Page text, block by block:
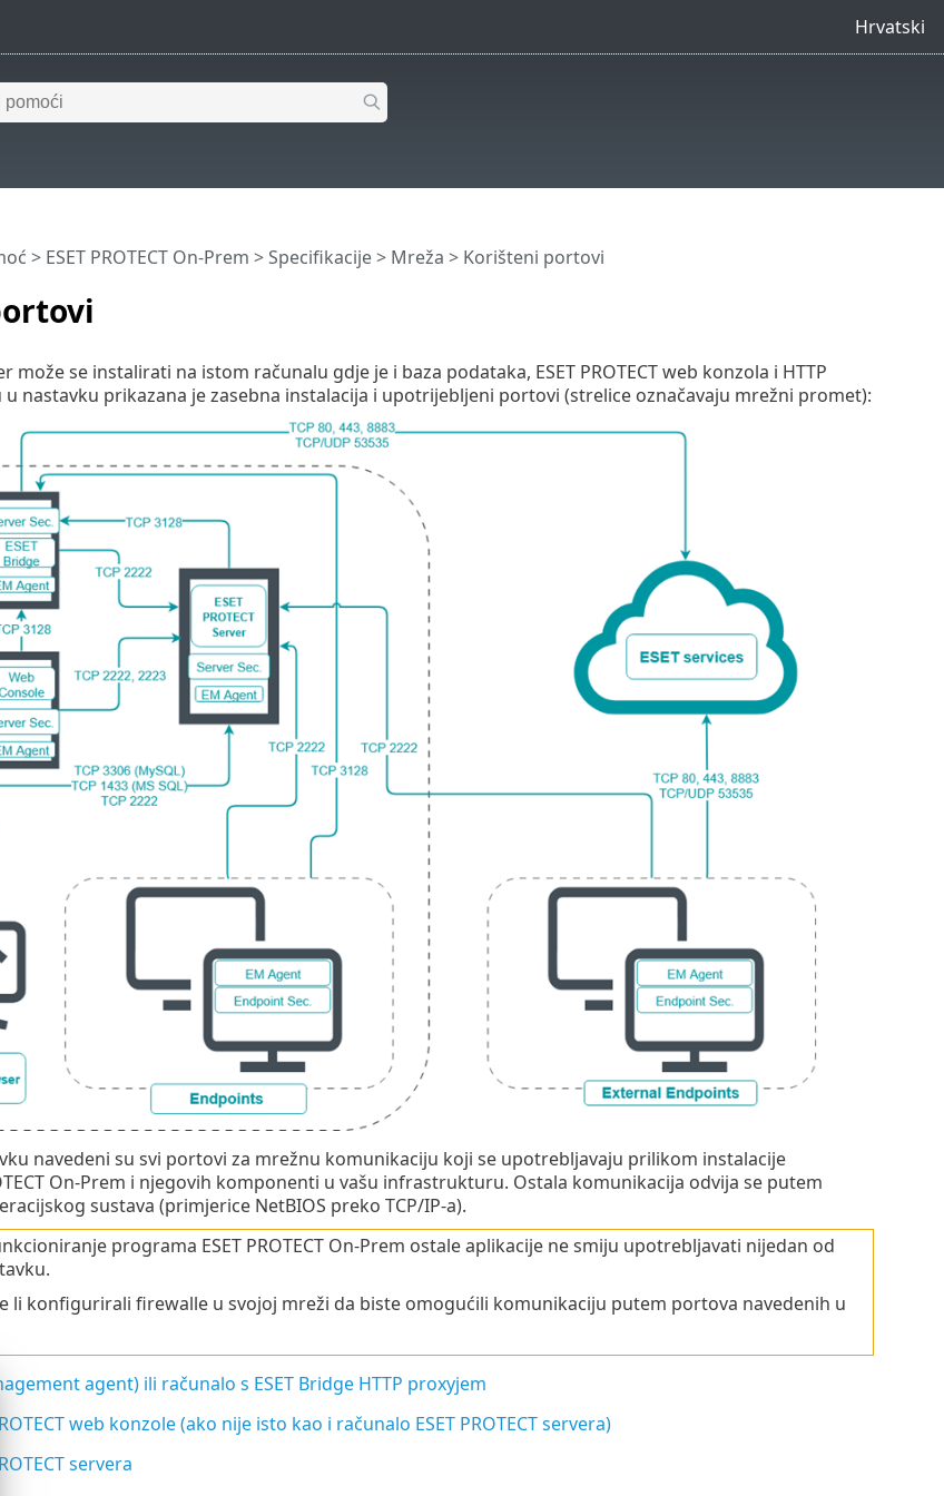
Hrvatski
> ESET PROTECT On-Prem >Specifikacije> Mreža > Korišteni portovi
može se instalirati na istom računalu gdje je i baza podataka, ESET PROTECT web konzola i HTTP
u nastavku prikazana je zasebna instalacija i upotrijebljeni portovi (strelice označavaju mrežni promet):
navedeni su svi portovi za mrežnu komunikaciju koji se upotrebljavaju prilikom instalacije
On-Prem i njegovih komponenti u vašu infrastrukturu. Ostala komunikacija odvija se putem
sustava (primjerice NetBIOS preko TCP/IP-a).
programa ESET PROTECT On-Prem ostale aplikacije ne smiju upotrebljavati nijedan od
li konfigurirali firewalle u svojoj mreži da biste omogućili komunikaciju putem portova navedenih u
agent) ili računalo s ESET Bridge HTTP proxyjem
web konzole (ako nije isto kao i računalo ESET PROTECT servera)
servera